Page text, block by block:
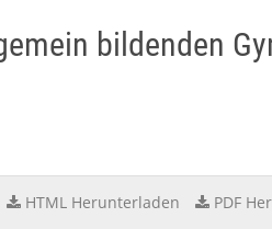
bildenden
HTML Herunterladen PDF